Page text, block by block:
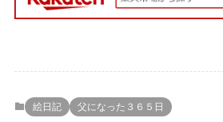
絵日記 父になった３６５日